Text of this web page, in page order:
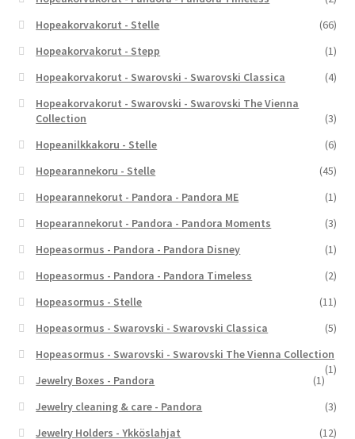
Hopeakorvakorut - Stelle
(66)
Hopeakorvakorut - Stepp
(1)
Hopeakorvakorut - Swarovski - Swarovski Classica
(4)
Hopeakorvakorut - Swarovski - Swarovski The Vienna
Collection
(3)
Hopeanilkkakoru - Stelle
(6)
Hopearannekoru - Stelle
(45)
Hopearannekorut - Pandora - Pandora ME
(1)
Hopearannekorut - Pandora - Pandora Moments
(3)
Hopeasormus - Pandora - Pandora Disney
(1)
Hopeasormus - Pandora - Pandora Timeless
(2)
Hopeasormus - Stelle
(11)
Hopeasormus - Swarovski - Swarovski Classica
(5)
Hopeasormus - Swarovski - Swarovski The Vienna Collection
(1)
Jewelry Boxes - Pandora
(1)
Jewelry cleaning & care - Pandora
(3)
Jewelry Holders - Ykköslahjat
(12)